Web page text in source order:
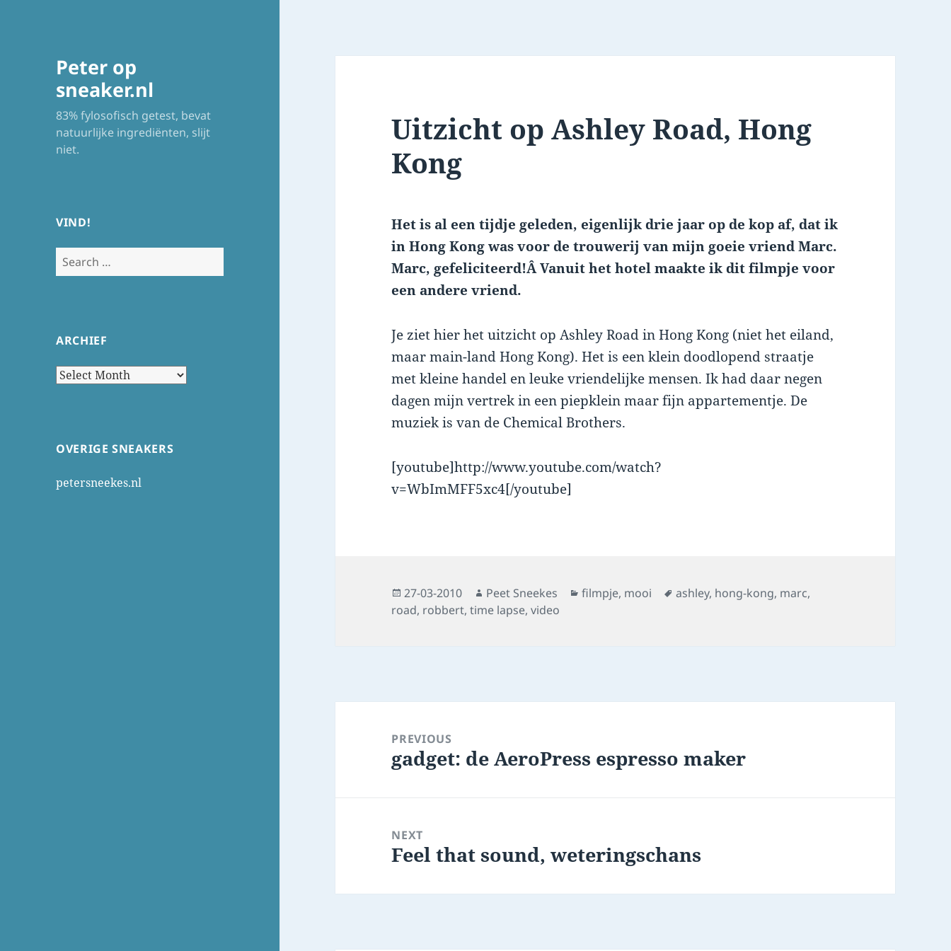
Peter op
sneaker.nl
83% fylosofisch getest, bevat
natuurlijke ingrediënten, slijt
niet.
VIND!
Search
for:
ARCHIEF
Archief
OVERIGE SNEAKERS
petersneekes.nl
Uitzicht op Ashley Road, Hong
Kong
Het is al een tijdje geleden, eigenlijk drie jaar op de kop af, dat ik
in Hong Kong was voor de trouwerij van mijn goeie vriend Marc.
Marc, gefeliciteerd!Â Vanuit het hotel maakte ik dit filmpje voor
een andere vriend.
Je ziet hier het uitzicht op Ashley Road in Hong Kong (niet het eiland,
maar main-land Hong Kong). Het is een klein doodlopend straatje
met kleine handel en leuke vriendelijke mensen. Ik had daar negen
dagen mijn vertrek in een piepklein maar fijn appartementje. De
muziek is van de Chemical Brothers.
[youtube]http://www.youtube.com/watch?
v=WbImMFF5xc4[/youtube]
Posted
on
27-03-2010 Author
Peet Sneekes Categories
filmpje, mooi Tags
ashley, hong-kong, marc,
road, robbert,time lapse,video
navigationPREVIOUS
Previous
gadget: de AeroPress espresso maker
NEXT
Next
Feel that sound, weteringschans